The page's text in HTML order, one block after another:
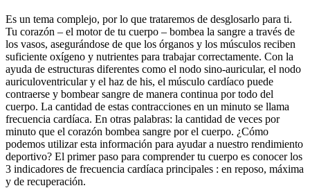
Es un tema complejo, por lo que trataremos de desglosarlo para ti.
Tu corazón – el motor de tu cuerpo – bombea la sangre a través de
los vasos, asegurándose de que los órganos y los músculos reciben
suficiente oxígeno y nutrientes para trabajar correctamente. Con la
ayuda de estructuras diferentes como el nodo sino-auricular, el nodo
auriculoventricular y el haz de his, el músculo cardíaco puede
contraerse y bombear sangre de manera continua por todo del
cuerpo. La cantidad de estas contracciones en un minuto se llama
frecuencia cardíaca. En otras palabras: la cantidad de veces por
minuto que el corazón bombea sangre por el cuerpo. ¿Cómo
podemos utilizar esta información para ayudar a nuestro rendimiento
deportivo? El primer paso para comprender tu cuerpo es conocer los
3 indicadores de frecuencia cardíaca principales : en reposo, máxima
y de recuperación.